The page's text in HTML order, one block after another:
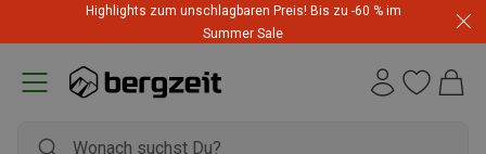
Highlights zum unschlagbaren Preis! Bis zu -60 % im
Summer Sale